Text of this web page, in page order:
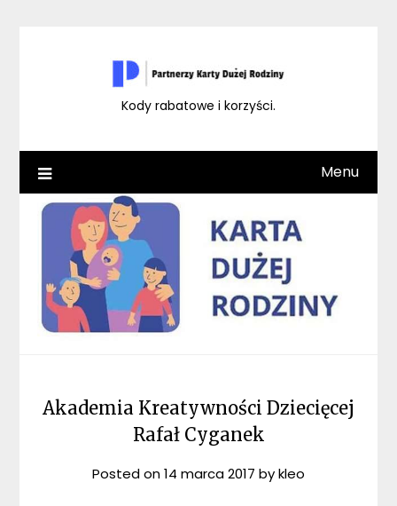
Kody rabatowe i korzyści.
Menu
Akademia Kreatywności Dziecięcej
Rafał Cyganek
Posted on14 marca 2017 bykleo